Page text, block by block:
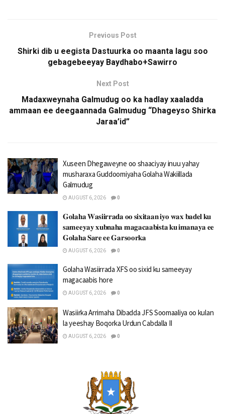
Previous Post
Shirki dib u eegista Dastuurka oo maanta lagu soo
gebagebeeyay Baydhabo+Sawirro
Next Post
Madaxweynaha Galmudug oo ka hadlay xaaladda
ammaan ee deegaannada Galmudug “Dhageyso Shirka
Jaraa’id”
Xuseen Dhegaweyne oo shaaciyay inuu yahay
musharaxa Guddoomiyaha Golaha Wakiillada
Galmudug
AUGUST 6, 2026 0
𝐆𝐨𝐥𝐚𝐡𝐚 𝐖𝐚𝐬𝐢𝐢𝐫𝐫𝐚𝐝𝐚 𝐨𝐨 𝐬𝐢𝐱𝐢𝐭𝐚𝐚𝐧 𝐢𝐲𝐨 𝐰𝐚𝐱 𝐛𝐚𝐝𝐞𝐥 𝐤𝐮
𝐬𝐚𝐦𝐞𝐞𝐲𝐚𝐲 𝐱𝐮𝐛𝐧𝐚𝐡𝐚 𝐦𝐚𝐠𝐚𝐜𝐚𝐚𝐛𝐢𝐬𝐭𝐚 𝐤𝐮 𝐢𝐦𝐚𝐧𝐚𝐲𝐚 𝐞𝐞
𝐆𝐨𝐥𝐚𝐡𝐚 𝐒𝐚𝐫𝐞 𝐞𝐞 𝐆𝐚𝐫𝐬𝐨𝐨𝐫𝐤𝐚
AUGUST 6, 2026 0
Golaha Wasiirrada XFS oo sixid ku sameeyay
magacaabis hore
AUGUST 6, 2026 0
Wasiirka Arrimaha Dibadda JFS Soomaaliya oo kulan
la yeeshay Boqorka Urdun Cabdalla II
AUGUST 6, 2026 0